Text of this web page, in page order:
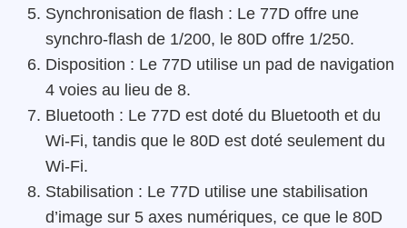
Synchronisation de flash : Le 77D offre une
synchro-flash de 1/200, le 80D offre 1/250.
Disposition : Le 77D utilise un pad de navigation
4 voies au lieu de 8.
Bluetooth : Le 77D est doté du Bluetooth et du
Wi-Fi, tandis que le 80D est doté seulement du
Wi-Fi.
Stabilisation : Le 77D utilise une stabilisation
d’image sur 5 axes numériques, ce que le 80D